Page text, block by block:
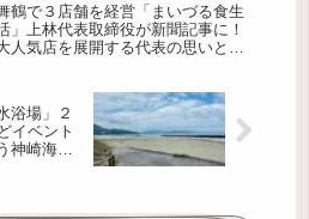
鶴で３店舗を経営「まいづる食生
」上林代表取締役が新聞記事に！
人気店を展開する代表の思いと
浴場」２
イベント
神崎海水